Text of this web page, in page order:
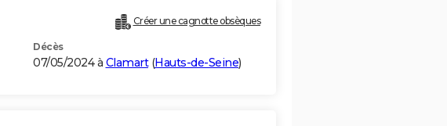
Créer une cagnotte obsèques
Décès
07/05/2024 à Clamart(Hauts-de-Seine)